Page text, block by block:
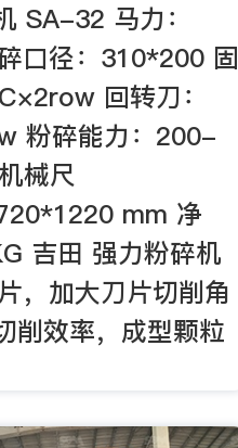
SA-32 马力：
口径：310*200 固
回转刀：
粉碎能力：200-
械尺
mm 净
吉田 强力粉碎机
，加大刀片切削角
削效率，成型颗粒